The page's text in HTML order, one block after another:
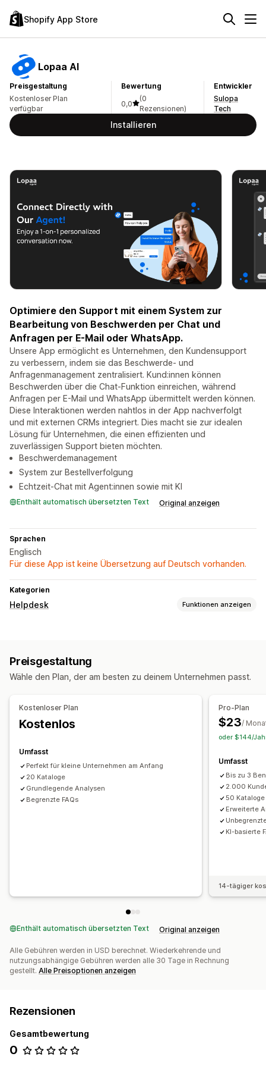
Shopify App Store
Lopaa AI
Preisgestaltung
Kostenloser Plan
verfügbar
Bewertung
0,0
(0
Rezensionen)
Entwickler
Sulopa
Tech
Installieren
Optimiere den Support mit einem System zur
Bearbeitung von Beschwerden per Chat und
Anfragen per E-Mail oder WhatsApp.
Unsere App ermöglicht es Unternehmen, den Kundensupport
zu verbessern, indem sie das Beschwerde- und
Anfragenmanagement zentralisiert. Kund:innen können
Beschwerden über die Chat-Funktion einreichen, während
Anfragen per E-Mail und WhatsApp übermittelt werden können.
Diese Interaktionen werden nahtlos in der App nachverfolgt
und mit externen CRMs integriert. Dies macht sie zur idealen
Lösung für Unternehmen, die einen effizienten und
zuverlässigen Support bieten möchten.
Beschwerdemanagement
System zur Bestellverfolgung
Echtzeit-Chat mit Agent:innen sowie mit KI
Enthält automatisch übersetzten Text Original anzeigen
Sprachen
Englisch
Für diese App ist keine Übersetzung auf Deutsch vorhanden.
Kategorien
Helpdesk Funktionen anzeigen
FAQs
Kundenbenachrichtigungen
Preisgestaltung
Wähle den Plan, der am besten zu deinem Unternehmen passt.
Kostenloser Plan
Kostenlos
Umfasst
Perfekt für kleine Unternehmen am Anfang
20 Kataloge
Grundlegende Analysen
Begrenzte FAQs
Pro-Plan
$23/
oder $144/
Umfasst
Bis zu 3
2.000
50 Kataloge
Erweiterte
KI-basierte
14-tägiger
Enthält automatisch übersetzten Text Original anzeigen
Alle Gebühren werden in USD berechnet. Wiederkehrende und
nutzungsabhängige Gebühren werden alle 30 Tage in Rechnung
gestellt. Alle Preisoptionen anzeigen
Rezensionen
Gesamtbewertung
0